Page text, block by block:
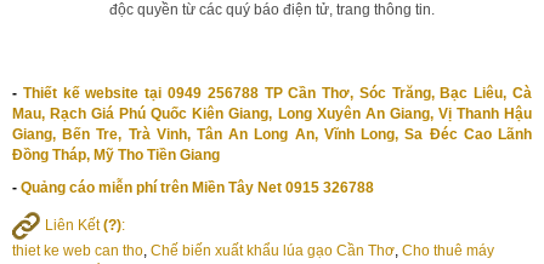
độc quyền từ các quý báo điện tử, trang thông tin.
- Thiết kế website tại 0949 256788 TP Cần Thơ, Sóc Trăng, Bạc Liêu, Cà
Mau, Rạch Giá Phú Quốc Kiên Giang, Long Xuyên An Giang, Vị Thanh Hậu
Giang, Bến Tre, Trà Vinh, Tân An Long An, Vĩnh Long, Sa Đéc Cao Lãnh
Đồng Tháp, Mỹ Tho Tiền Giang
- Quảng cáo miễn phí trên Miền Tây Net 0915 326788
Liên Kết(?):
thiet ke web can tho, Chế biến xuất khẩu lúa gạo Cần Thơ, Cho thuê máy